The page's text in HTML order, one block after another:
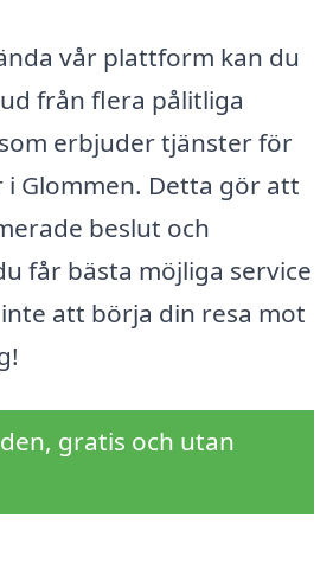
vår plattform kan du
från flera pålitliga
erbjuder tjänster för
Glommen. Detta gör att
beslut och
får bästa möjliga service
att börja din resa mot
gratis och utan